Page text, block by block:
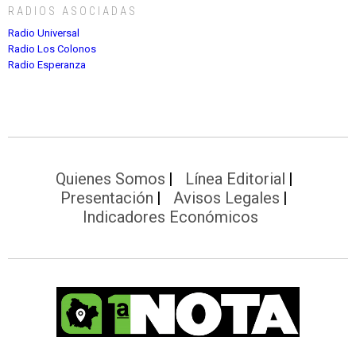
RADIOS ASOCIADAS
Radio Universal
Radio Los Colonos
Radio Esperanza
Quienes Somos
Línea Editorial
Presentación
Avisos Legales
Indicadores Económicos